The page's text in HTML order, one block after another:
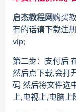
启杰教程网购买
有的话请下载注
vip;
第二步：支付后
然后点下载,会打
码 然后将文件选
上,电视上,电脑